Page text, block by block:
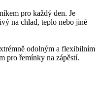
pro každý den. Je
na chlad, teplo nebo jiné
odolným a flexibilním
pro řemínky na zápěstí.